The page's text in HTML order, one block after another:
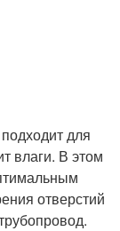
для
влаги. В этом
отверстий